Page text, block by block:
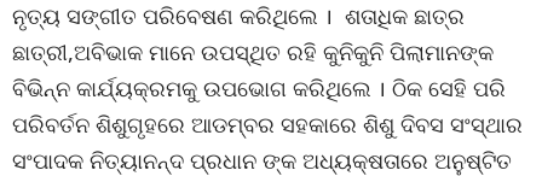
ନୃତ୍ୟ ସଙ୍ଗୀତ ପରିବେଷଣ କରିଥିଲେ । ଶତାଧିକ ଛାତ୍ର
ଛାତ୍ରୀ,ଅବିଭାକ ମାନେ ଉପସ୍ଥିତ ରହି କୁନିକୁନି ପିଲାମାନଙ୍କ
ବିଭିନ୍ନ କାର୍ଯ୍ୟକ୍ରମକୁ ଉପଭୋଗ କରିଥିଲେ । ଠିକ ସେହି ପରି
ପରିବର୍ତନ ଶିଶୁଗୃହରେ ଆଡମ୍ବର ସହକାରେ ଶିଶୁ ଦିବସ ସଂସ୍ଥାର
ସଂପାଦକ ନିତ୍ୟାନନ୍ଦ ପ୍ରଧାନ ଙ୍କ ଅଧ୍ୟକ୍ଷତାରେ ଅନୁଷ୍ଟିତ